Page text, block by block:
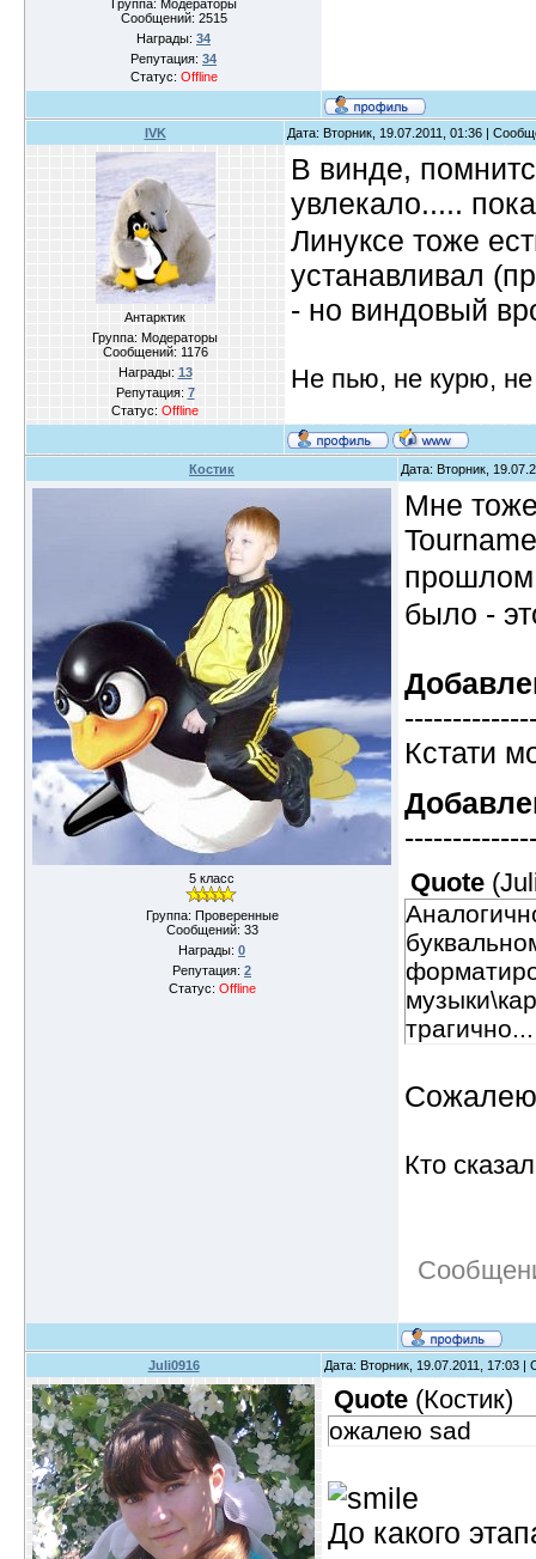
Группа: Модераторы
Сообщений: 2515
Награды: 34
Репутация: 34
Статус: Offline
IVK Дата: Вторник, 19.07.2011, 01:36 |
Антарктик
Группа: Модераторы
Сообщений: 1176
Награды: 13
Репутация: 7
Статус: Offline
В винде,
увлекало.....
Линуксе тоже
устанавливал
- но виндовый
Не пью, не курю,
Костик Дата: Вторник,
5 класс
Группа: Проверенные
Сообщений: 33
Награды: 0
Репутация: 2
Статус: Offline
Мне
было -
Кстати
Quote (
трагично...
Кто
Juli0916 Дата: Вторник, 19.07.2011, 17:03
Quote (Костик)
ожалею sad
До какого